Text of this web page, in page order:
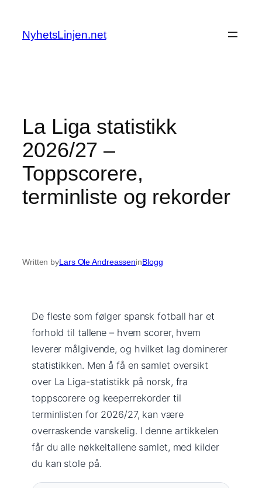
content
NyhetsLinjen.net
La Liga statistikk
2026/27 –
Toppscorere,
terminliste og rekorder
Written byLars Ole AndreasseninBlogg
De fleste som følger spansk fotball har et
forhold til tallene – hvem scorer, hvem
leverer målgivende, og hvilket lag dominerer
statistikken. Men å få en samlet oversikt
over La Liga-statistikk på norsk, fra
toppscorere og keeperrekorder til
terminlisten for 2026/27, kan være
overraskende vanskelig. I denne artikkelen
får du alle nøkkeltallene samlet, med kilder
du kan stole på.